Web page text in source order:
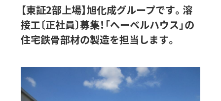
【東証2部上場】旭化成グループです。溶
接工〔正社員〕募集！「へーベルハウス」の
住宅鉄骨部材の製造を担当します。